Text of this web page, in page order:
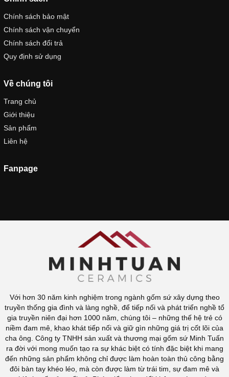
Chính sách bảo mật
Chính sách vận chuyển
Chính sách đổi trả
Quy định sử dụng
Về chúng tôi
Trang chủ
Giới thiệu
Sản phẩm
Liên hệ
Fanpage
Với hơn 30 năm kinh nghiệm trong ngành gốm sứ xây dựng theo
truyền thống gia đình và làng nghề, để tiếp nối và phát triển nghề tổ
gia truyền niên đại hơn 1000 năm, chúng tôi – những thế hệ trẻ có
niềm đam mê, khao khát tiếp nối và giữ gìn những giá trị cốt lõi của
cha ông. Công ty TNHH sản xuất và thương mại gốm sứ Minh Tuấn
ra đời với mong muốn tạo ra sự khác biệt có tính đặc biệt khi mang
đến những sản phẩm không chỉ được làm hoàn toàn thủ công bằng
đôi bàn tay khéo léo, mà còn được làm từ trái tim, sự đam mê và